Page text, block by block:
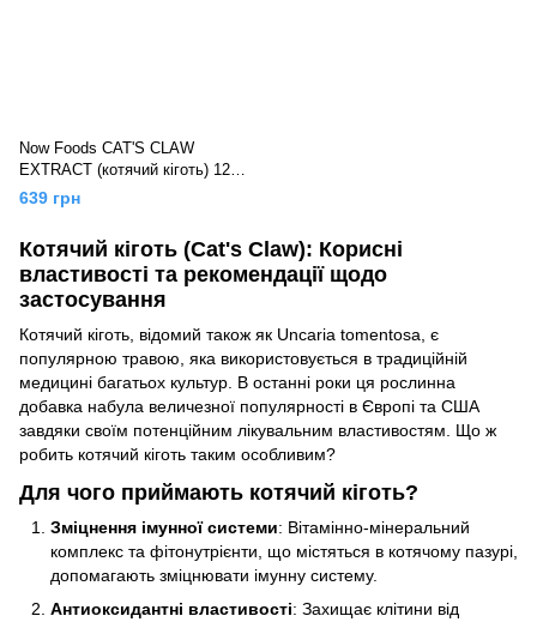
Now Foods CAT'S CLAW
EXTRACT (котячий кіготь) 120
капс
639 грн
Котячий кіготь (Cat's Claw): Корисні
властивості та рекомендації щодо
застосування
Котячий кіготь, відомий також як Uncaria tomentosa, є
популярною травою, яка використовується в традиційній
медицині багатьох культур. В останні роки ця рослинна
добавка набула величезної популярності в Європі та США
завдяки своїм потенційним лікувальним властивостям. Що ж
робить котячий кіготь таким особливим?
Для чого приймають котячий кіготь?
Зміцнення імунної системи: Вітамінно-мінеральний
комплекс та фітонутрієнти, що містяться в котячому пазурі,
допомагають зміцнювати імунну систему.
Антиоксидантні властивості: Захищає клітини від